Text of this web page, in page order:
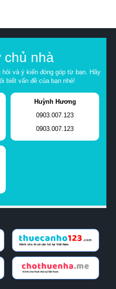
chủ nhà
hỏi và ý kiến đóng góp từ bạn. Hãy
biết vấn đề của bạn nhé!
Huỳnh Hương
0903.007.123
0903.007.123